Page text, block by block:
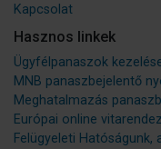
Kapcsolat
Hasznos linkek
Ügyfélpanaszok
MNB panaszbejelentő
Meghatalmazás
Európai online
Felügyeleti Hatóságunk,